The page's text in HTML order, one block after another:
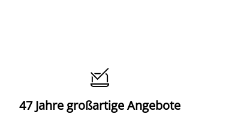

47 Jahre großartige Angebote